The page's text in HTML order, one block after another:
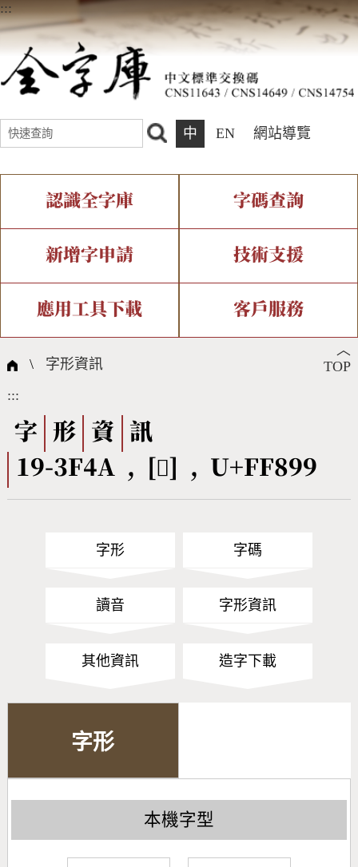
:::
中 EN 網站導覽
認識全字庫
全字庫介紹 全字庫現況
中文碼介紹 專有名詞介紹
國際字碼相關組織
字碼查詢
IDS查詢 部件查詢
複合查詢 注音查詢
筆畫查詢
筆順序查詢
CNS查詢 Unicode查詢
新增字申請
新字申請處理流程
技術支援
字形即時顯示 造字解決方案
全字庫授權 轉碼Web Service
應用工具下載
個人電腦造字處理工具
字形下載
客戶服務
問題集
熱門查詢統計
︿
TOP
\ 字形資訊
:::
字 形 資
訊
19-3F4A , [󿢙] , U+FF899
字形 字碼
讀音 字形資訊
其他資訊 造字下載
字形
本機字型